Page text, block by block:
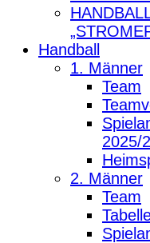
Handball
1. Männer
Team
2025/
2. Männer
Team